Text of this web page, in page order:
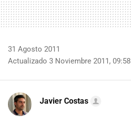
31 Agosto 2011
Actualizado 3 Noviembre 2011, 09:58
Javier Costas